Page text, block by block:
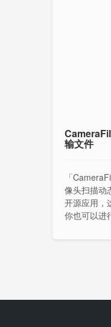
输文件
「
像头扫描动
开源应用，
你也可以进
个是客户端